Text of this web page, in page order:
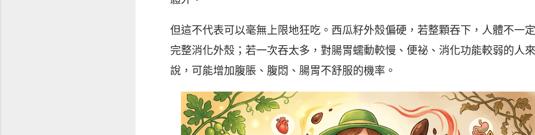
但這不代表可以毫無上限地狂吃。西瓜籽外殼偏硬，若整顆吞下，人體不一
完整消化外殼；若一次吞太多，對腸胃蠕動較慢、便祕、消化功能較弱的人來
說，可能增加腹脹、腹悶、腸胃不舒服的機率。